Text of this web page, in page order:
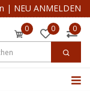
| NEU ANMELDEN
0 0 0